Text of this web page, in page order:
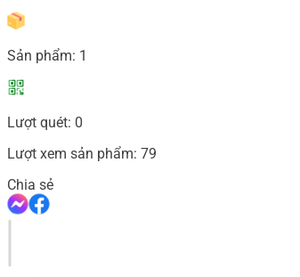
Sản phẩm: 1
Lượt quét: 0
Lượt xem sản phẩm: 79
Chia sẻ